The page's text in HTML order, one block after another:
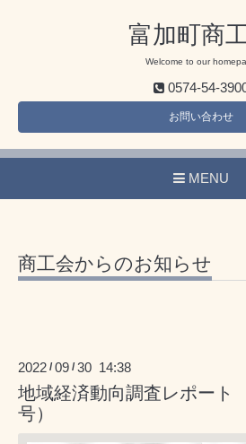
富加町商
Welcome to our
0574-54-
お問い合わせ
MENU
商工会からのお知らせ
2022 /09 /30 14:38
地域経済動向調査レポート
号）